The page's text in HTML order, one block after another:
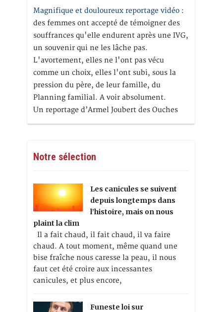
Magnifique et douloureux reportage vidéo :
des femmes ont accepté de témoigner des
souffrances qu'elle endurent après une IVG,
un souvenir qui ne les lâche pas.
L'avortement, elles ne l'ont pas vécu
comme un choix, elles l'ont subi, sous la
pression du père, de leur famille, du
Planning familial. A voir absolument.
Un reportage d’Armel Joubert des Ouches
Notre sélection
Les canicules se suivent
depuis longtemps dans
l’histoire, mais on nous
plaint la clim
Il a fait chaud, il fait chaud, il va faire
chaud. A tout moment, même quand une
bise fraîche nous caresse la peau, il nous
faut cet été croire aux incessantes
canicules, et plus encore,
Funeste loi sur